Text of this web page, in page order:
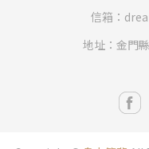
信箱：
地址：金門